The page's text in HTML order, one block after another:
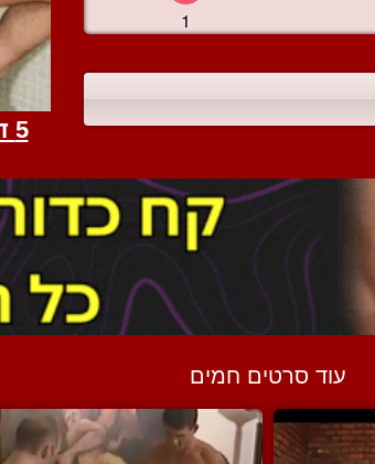
1
עוד סרטים חמים